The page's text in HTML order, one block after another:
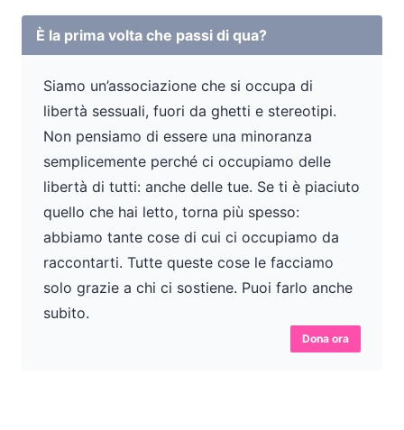
È la prima volta che passi di qua?
Siamo un’associazione che si occupa di
libertà sessuali, fuori da ghetti e stereotipi.
Non pensiamo di essere una minoranza
semplicemente perché ci occupiamo delle
libertà di tutti: anche delle tue. Se ti è piaciuto
quello che hai letto, torna più spesso:
abbiamo tante cose di cui ci occupiamo da
raccontarti. Tutte queste cose le facciamo
solo grazie a chi ci sostiene. Puoi farlo anche
subito.
Dona ora